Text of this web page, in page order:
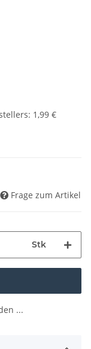
: 1,99 €
Frage zum Artikel
Stk
...